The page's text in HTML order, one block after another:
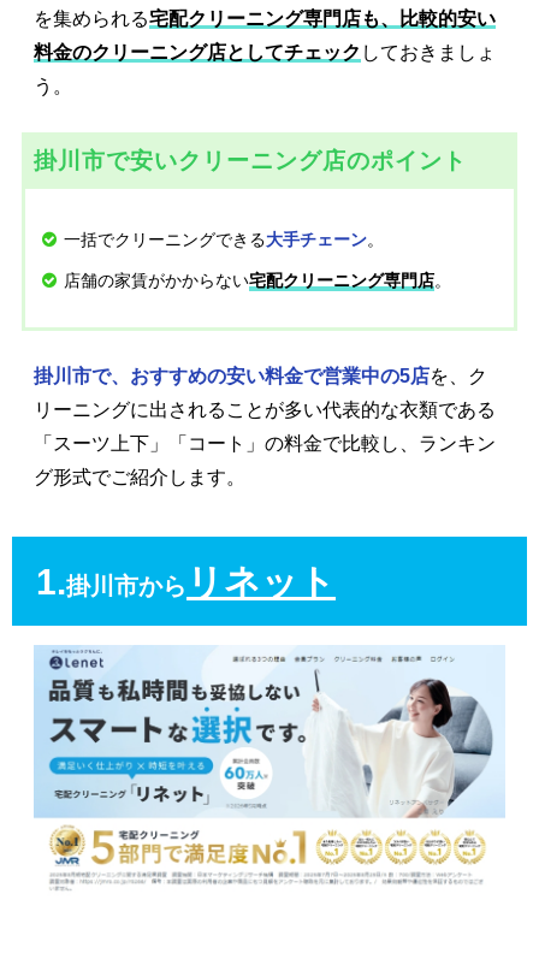
を集められる宅配クリーニング専門店も、比較的安い
料金のクリーニング店としてチェック しておきましょ
う。
掛川市で安いクリーニング店のポイント
一括でクリーニングできる大手チェーン。
店舗の家賃がかからない宅配クリーニング専門店。
掛川市で、おすすめの安い料金で営業中の5店を、ク
リーニングに出されることが多い代表的な衣類である
「スーツ上下」「コート」の料金で比較し、ランキン
グ形式でご紹介します。
1.掛川市から リネット